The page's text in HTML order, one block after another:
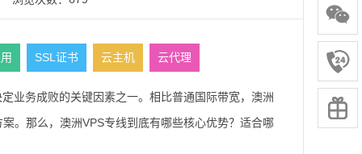
SSL证书 云主机 云代理
业务成败的关键因素之一。相比普通国际带宽，澳洲
。那么，澳洲VPS专线到底有哪些核心优势？适合哪